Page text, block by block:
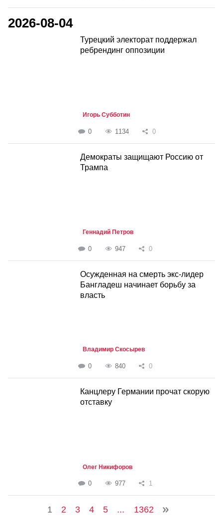
2026-08-04
Турецкий электорат поддержал
ребрендинг оппозиции
Игорь Субботин
0 1134 0
Демократы защищают Россию от
Трампа
Геннадий Петров
0 947 0
Осужденная на смерть экс-лидер
Бангладеш начинает борьбу за
власть
Владимир Скосырев
0 840 0
Канцлеру Германии прочат скорую
отставку
Олег Никифоров
0 977 1
1 2 3 4 5 ... 1362